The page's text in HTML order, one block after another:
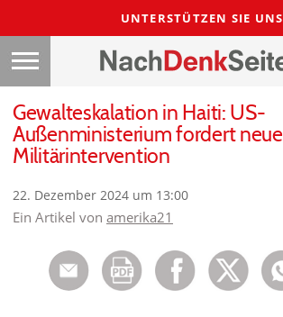
UNTERSTÜTZEN SIE UNS
Gewalteskalation in Haiti: US-
Außenministerium fordert neue
Militärintervention
22. Dezember 2024 um 13:00
Ein Artikel von amerika21